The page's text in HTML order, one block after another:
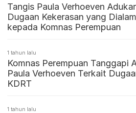
Tangis Paula Verhoeven
Dugaan Kekerasan yang
kepada Komnas Perempuan
1 tahun lalu
Komnas Perempuan Tanggapi
Paula Verhoeven Terkait
KDRT
1 tahun lalu